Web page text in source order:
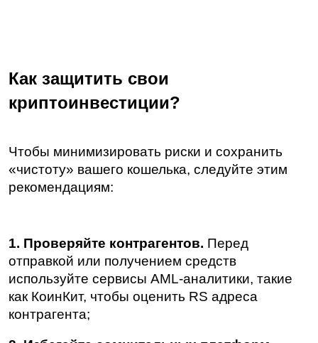
Как защитить свои
криптоинвестиции?
Чтобы минимизировать риски и сохранить
«чистоту» вашего кошелька, следуйте этим
рекомендациям:
1. Проверяйте контрагентов. Перед
отправкой или получением средств
используйте сервисы AML-аналитики, такие
как КоинКит, чтобы оценить RS адреса
контрагента;